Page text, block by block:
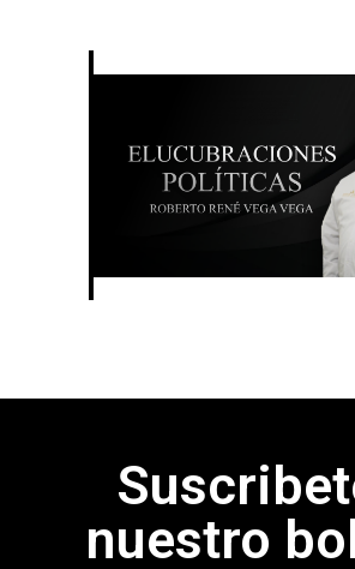
nuestro